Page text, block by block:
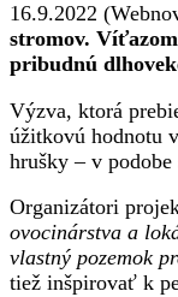
16.9.2022
stromov.
pribudnú
Výzva, ktorá
úžitkovú hodnotu
hrušky – v
Organizátori
ovocinárstva a
vlastný pozemok
tiež inšpirovať k